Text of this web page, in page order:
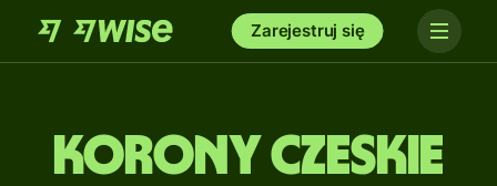
Zarejestruj się
Korony czeskie